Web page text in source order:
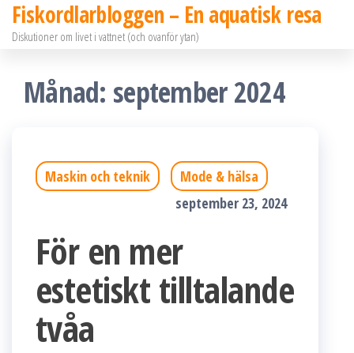
Hoppa
till
innehållet
Fiskordlarbloggen – En aquatisk resa
Diskutioner om livet i vattnet (och ovanför ytan)
Månad: september 2024
Maskin och teknik
Mode & hälsa
september 23, 2024
För en mer
estetiskt tilltalande
tvåa